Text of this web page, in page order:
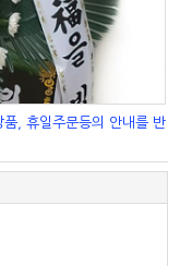
, 휴일주문등의 안내를 반